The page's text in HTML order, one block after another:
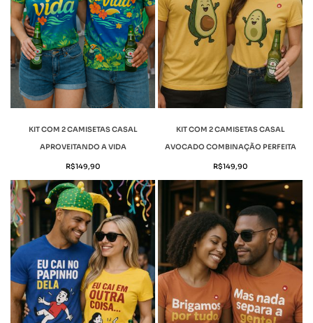
KIT COM 2 CAMISETAS CASAL
APROVEITANDO A VIDA
R$149,90
KIT COM 2 CAMISETAS CASAL
AVOCADO COMBINAÇÃO PERFEITA
R$149,90